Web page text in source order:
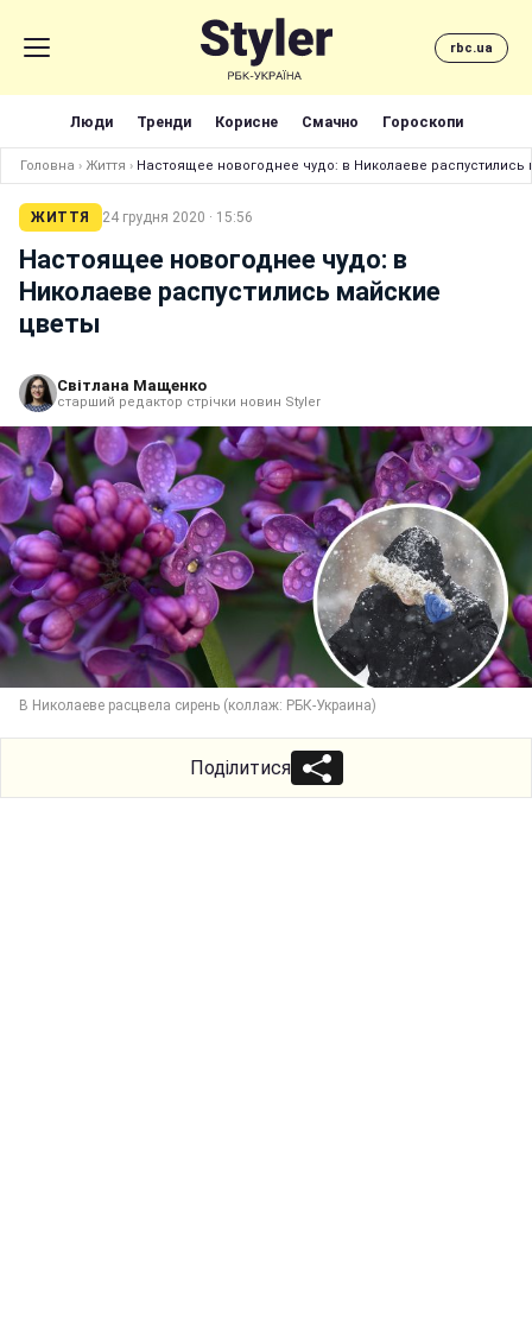
rbc.ua
Люди Тренди Корисне Смачно Гороскопи
Головна › Життя › Настоящее новогоднее чудо: в Николаеве распустились
ЖИТТЯ 24 грудня 2020 · 15:56
Настоящее новогоднее чудо: в
Николаеве распустились майские
цветы
Світлана Мащенко
старший редактор стрічки новин Styler
В Николаеве расцвела сирень (коллаж: РБК-Украина)
Поділитися